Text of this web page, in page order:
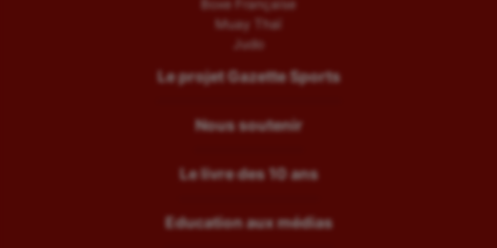
Boxe Française
Muay Thaï
Judo
Le projet Gazette Sports
Nous soutenir
Le livre des 10 ans
Education aux médias